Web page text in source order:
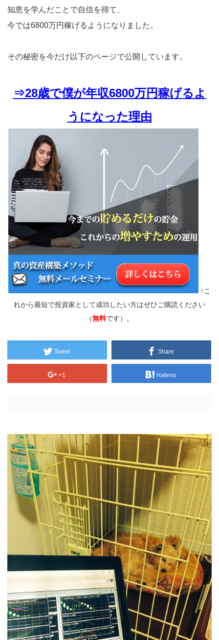
知恵を学んだことで自信を得て、
今では6800万円稼げるようになりました。
その秘密を今だけ以下のページで公開しています。
⇒28歳で僕が年収6800万円稼げるよ
うになった理由
↑こ
れから最短で投資家として成功したい方はぜひご購読ください
（無料です）。
Tweet Share
+1 Hatena